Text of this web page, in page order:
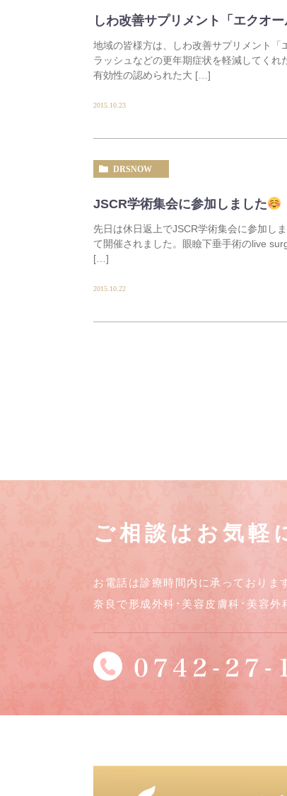
しわ改善サプリメント「エクオ
地域の皆様方は、しわ改善サプリメント
ラッシュなどの更年期症状を軽減してく
有効性の認められた大 […]
2015.10.23
DRSNOW
JSCR学術集会に参加しました
先日は休日返上でJSCR学術集会に参加し
て開催されました。眼瞼下垂手術のlive
[…]
2015.10.22
ご相談はお気軽
お電話は診療時間内に承っておりま
奈良で形成外科･美容皮膚科･美容外